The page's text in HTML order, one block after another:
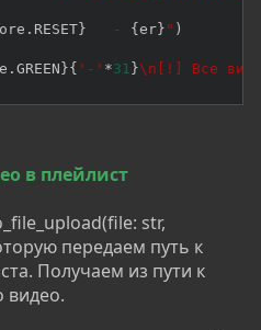
. RESET }
   -
{ er } " )
. GREEN }{ '-' *31 }\n[!] Все
в плейлист
str,
передаем путь к
Получаем из пути к
видео.